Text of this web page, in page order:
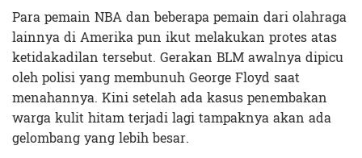
Para pemain NBA dan beberapa pemain dari olahraga
lainnya di Amerika pun ikut melakukan protes atas
ketidakadilan tersebut. Gerakan BLM awalnya dipicu
oleh polisi yang membunuh George Floyd saat
menahannya. Kini setelah ada kasus penembakan
warga kulit hitam terjadi lagi tampaknya akan ada
gelombang yang lebih besar.